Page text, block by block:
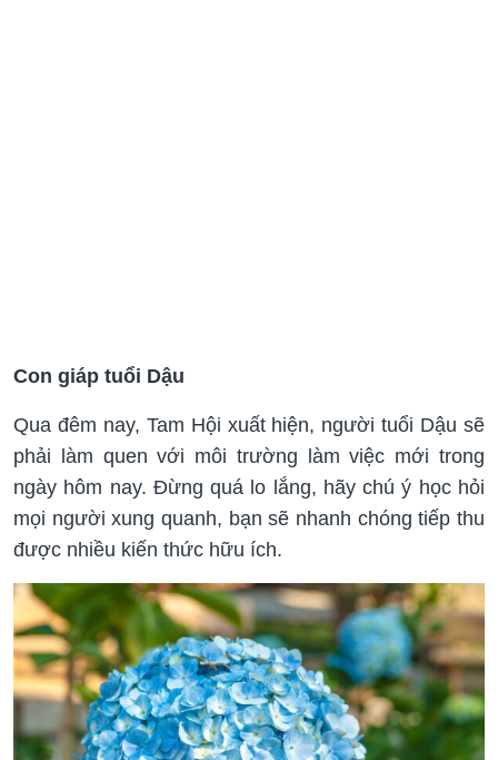
Con giáp tuổi Dậu
Qua đêm nay, Tam Hội xuất hiện, người tuổi Dậu sẽ
phải làm quen với môi trường làm việc mới trong
ngày hôm nay. Đừng quá lo lắng, hãy chú ý học hỏi
mọi người xung quanh, bạn sẽ nhanh chóng tiếp thu
được nhiều kiến thức hữu ích.